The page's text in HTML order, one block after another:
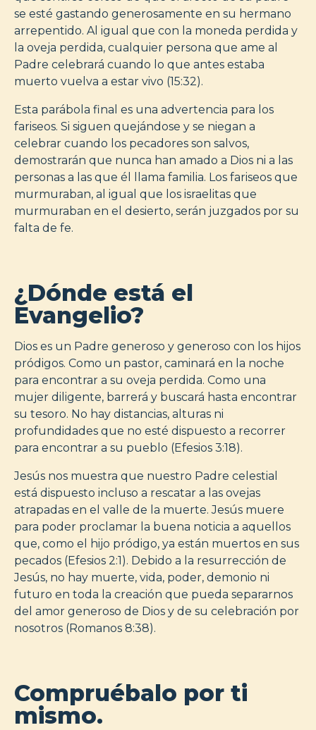
se esté gastando generosamente en su hermano
arrepentido. Al igual que con la moneda perdida y
la oveja perdida, cualquier persona que ame al
Padre celebrará cuando lo que antes estaba
muerto vuelva a estar vivo (15:32).
Esta parábola final es una advertencia para los
fariseos. Si siguen quejándose y se niegan a
celebrar cuando los pecadores son salvos,
demostrarán que nunca han amado a Dios ni a las
personas a las que él llama familia. Los fariseos que
murmuraban, al igual que los israelitas que
murmuraban en el desierto, serán juzgados por su
falta de fe.
¿Dónde está el
Evangelio?
Dios es un Padre generoso y generoso con los hijos
pródigos. Como un pastor, caminará en la noche
para encontrar a su oveja perdida. Como una
mujer diligente, barrerá y buscará hasta encontrar
su tesoro. No hay distancias, alturas ni
profundidades que no esté dispuesto a recorrer
para encontrar a su pueblo (Efesios 3:18).
Jesús nos muestra que nuestro Padre celestial
está dispuesto incluso a rescatar a las ovejas
atrapadas en el valle de la muerte. Jesús muere
para poder proclamar la buena noticia a aquellos
que, como el hijo pródigo, ya están muertos en sus
pecados (Efesios 2:1). Debido a la resurrección de
Jesús, no hay muerte, vida, poder, demonio ni
futuro en toda la creación que pueda separarnos
del amor generoso de Dios y de su celebración por
nosotros (Romanos 8:38).
Compruébalo por ti
mismo.